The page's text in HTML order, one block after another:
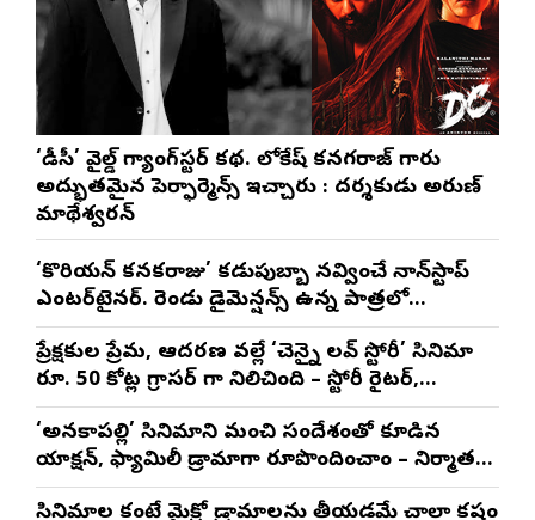
‘డీసీ’ వైల్డ్ గ్యాంగ్‌స్టర్ కథ. లోకేష్ కనగరాజ్ గారు
అద్భుతమైన పెర్ఫార్మెన్స్ ఇచ్చారు : దర్శకుడు అరుణ్
మాథేశ్వరన్
‘కొరియన్ కనకరాజు’ కడుపుబ్బా నవ్వించే నాన్‌స్టాప్
ఎంటర్‌టైనర్. రెండు డైమెన్షన్స్ ఉన్న పాత్రలో
నటించడం చాలా సంతృప్తినిచ్చింది : వరుణ్ తేజ్
ప్రేక్షకుల ప్రేమ, ఆదరణ వల్లే ‘చెన్నై లవ్ స్టోరీ’ సినిమా
రూ. 50 కోట్ల గ్రాసర్ గా నిలిచింది – స్టోరీ రైటర్,
ప్రొడ్యూసర్ సాయి రాజేష్
‘అనకాపల్లి’ సినిమాని మంచి సందేశంతో కూడిన
యాక్షన్, ఫ్యామిలీ డ్రామాగా రూపొందించాం – నిర్మాతలు
త్రినాథరావు నక్కిన, కాండ్రేగుల నాయుడు
సినిమాల కంటే మైక్రో డ్రామాలను తీయడమే చాలా కష్టం